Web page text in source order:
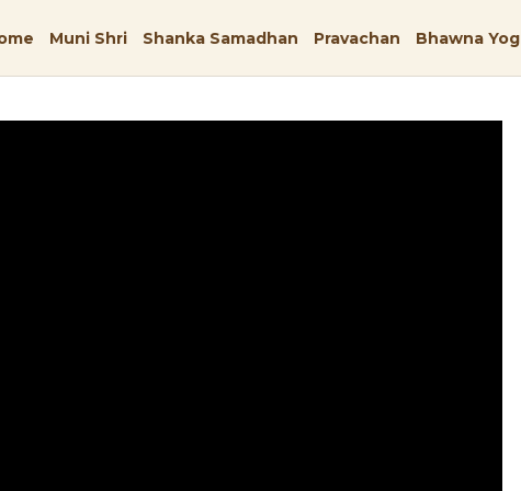
Muni Shri Shanka Samadhan Pravachan Bhawna Yog